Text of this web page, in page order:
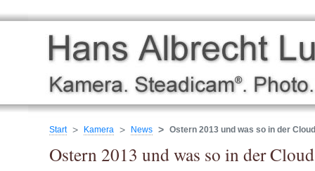
Start Kamera News Ostern 2013 und was so in der
Ostern 2013 und was so in der